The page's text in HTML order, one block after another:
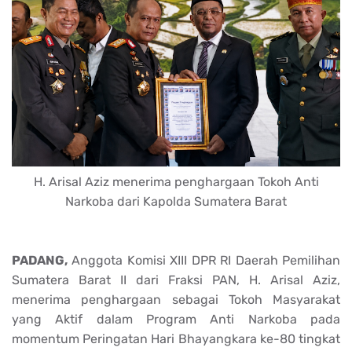
H. Arisal Aziz menerima penghargaan Tokoh Anti
Narkoba dari Kapolda Sumatera Barat
PADANG, Anggota Komisi XIII DPR RI Daerah Pemilihan
Sumatera Barat II dari Fraksi PAN, H. Arisal Aziz,
menerima penghargaan sebagai Tokoh Masyarakat
yang Aktif dalam Program Anti Narkoba pada
momentum Peringatan Hari Bhayangkara ke-80 tingkat